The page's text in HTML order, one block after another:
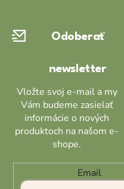
Odoberať
newsletter
Vložte svoj e-mail a my
Vám budeme zasielať
informácie o nových
produktoch na našom e-
shope.
Email